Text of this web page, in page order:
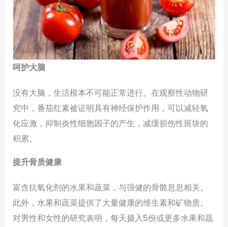
呵护大脑
没有大脑，生活根本不可能正常进行。在观察性动物研
究中，番茄红素被证明具有神经保护作用，可以减轻氧
化应激，抑制炎性细胞因子的产生，减缓损伤性斑块的
积累。
提升骨质健康
富含抗氧化剂的水果和蔬菜，与强健的骨骼息息相关。
此外，水果和蔬菜提供了大量健康的维生素和矿物质。
对男性和女性的研究表明，每天摄入5份或更多水果和蔬